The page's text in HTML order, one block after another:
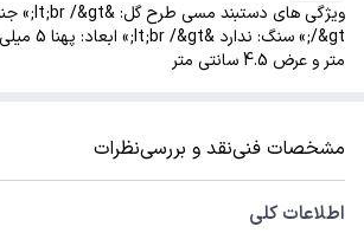
متر و عرض 4.5 سانتی متر
مشخصات فنینقد و بررسینظرات
اطلاعات کلی